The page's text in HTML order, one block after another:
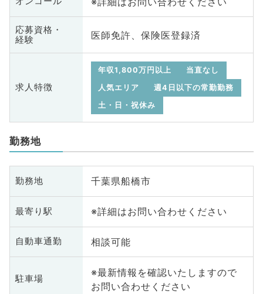
応募資格・
経験
医師免許、保険医登録済
求人特徴
年収1,800万円以上
当直なし
人気エリア
週4日以下の常勤勤務
土・日・祝休み
勤務地
勤務地 千葉県船橋市
最寄り駅 ※詳細はお問い合わせください
自動車通勤 相談可能
駐車場
※最新情報を確認いたしますので
お問い合わせください